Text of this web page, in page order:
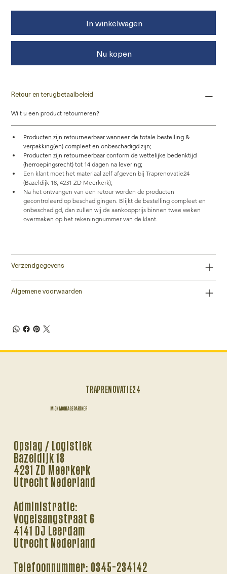
In winkelwagen
Nu kopen
Retour en terugbetaalbeleid
Wilt u een product retourneren?
Producten zijn retourneerbaar wanneer de totale bestelling &
verpakking(en) compleet en onbeschadigd zijn;
Producten zijn retourneerbaar conform de wettelijke bedenktijd
(herroepingsrecht) tot 14 dagen na levering;
Een klant moet het materiaal zelf afgeven bij Traprenovatie24
(Bazeldijk 18, 4231 ZD Meerkerk);
Na het ontvangen van een retour worden de producten
gecontroleerd op beschadigingen. Blijkt de bestelling compleet en
onbeschadigd, dan zullen wij de aankoopprijs binnen twee weken
overmaken op het rekeningnummer van de klant.
Verzendgegevens
Algemene voorwaarden
TRAPRENOVATIE24
MIJN MONTAGEPARTNER
Opslag / Logistiek
Bazeldijk 18
4231 ZD Meerkerk
Utrecht Nederland
Administratie:
Vogelsangstraat 6
4141 DJ Leerdam
Utrecht Nederland
Telefoonnummer: 0345-234142